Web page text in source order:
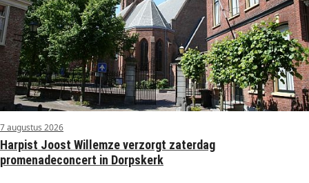
7 augustus 2026
Harpist Joost Willemze verzorgt zaterdag
promenadeconcert in Dorpskerk